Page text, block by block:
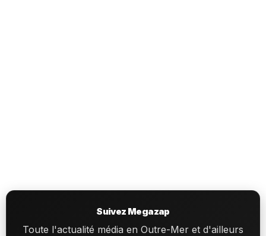
Suivez Megazap
Toute l'actualité média en Outre-Mer et d'ailleurs